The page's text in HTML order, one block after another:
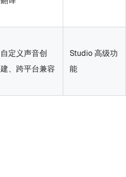
自定义声音创
建、跨平台兼容
Studio 高级功
能